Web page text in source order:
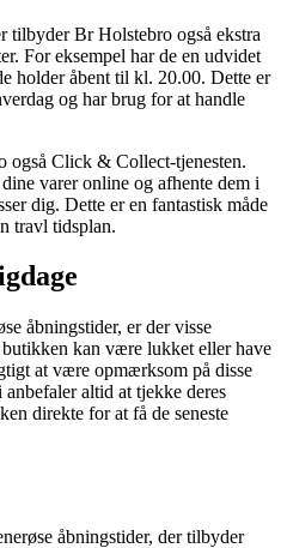
tilbyder Br Holstebro også ekstra
For eksempel har de en udvidet
holder åbent til kl. 20.00. Dette er
og har brug for at handle
også Click & Collect-tjenesten.
varer online og afhente dem i
dig. Dette er en fantastisk måde
travl tidsplan.
åbningstider, er der visse
kan være lukket eller have
at være opmærksom på disse
altid at tjekke deres
direkte for at få de seneste
åbningstider, der tilbyder